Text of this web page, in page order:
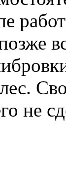
не